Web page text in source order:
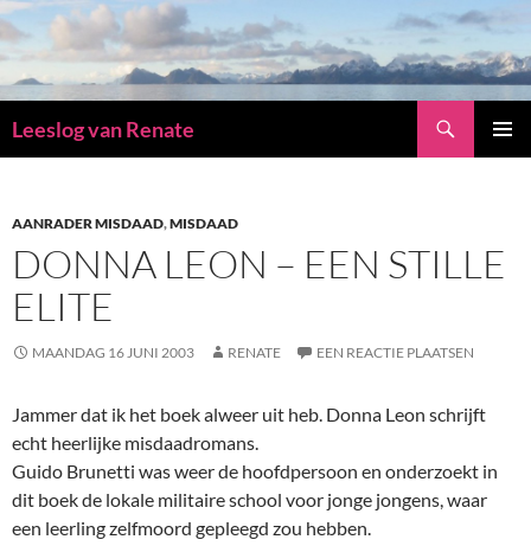
Leeslog van Renate
INHOUD
AANRADER MISDAAD,MISDAAD
DONNA LEON – EEN STILLE
ELITE
MAANDAG 16 JUNI 2003 RENATE EEN REACTIE PLAATSEN
Jammer dat ik het boek alweer uit heb. Donna Leon schrijft
echt heerlijke misdaadromans.
Guido Brunetti was weer de hoofdpersoon en onderzoekt in
dit boek de lokale militaire school voor jonge jongens, waar
een leerling zelfmoord gepleegd zou hebben.